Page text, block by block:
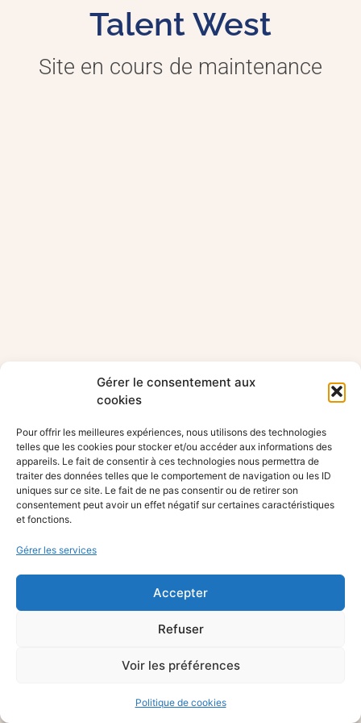
Gérer le consentement aux
cookies
Pour offrir les meilleures expériences, nous utilisons des technologies
telles que les cookies pour stocker et/ou accéder aux informations des
appareils. Le fait de consentir à ces technologies nous permettra de
traiter des données telles que le comportement de navigation ou les ID
uniques sur ce site. Le fait de ne pas consentir ou de retirer son
consentement peut avoir un effet négatif sur certaines caractéristiques
et fonctions.
Gérer les services
Accepter
Refuser
Voir les préférences
Politique de cookies
Talent West
Site en cours de maintenance